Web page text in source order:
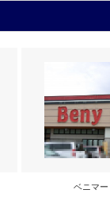
ベニマ